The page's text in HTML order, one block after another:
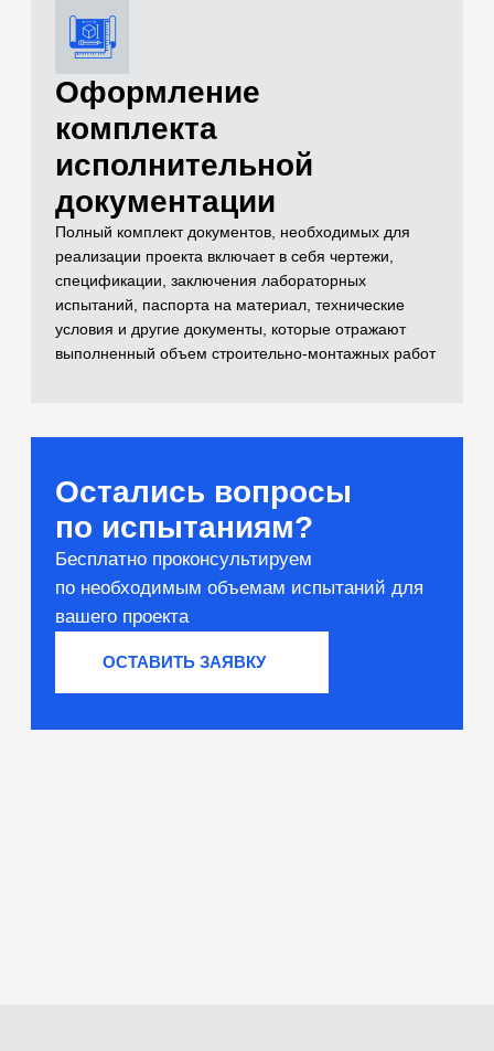
и лабораторные
испытания)
для расчетов оснований
[02]
Бетоны и растворы
Контроль качества монолитных
[03]
Нерудные материалы
[04]
Вяжущие и сырьё
Тестирование компонентов